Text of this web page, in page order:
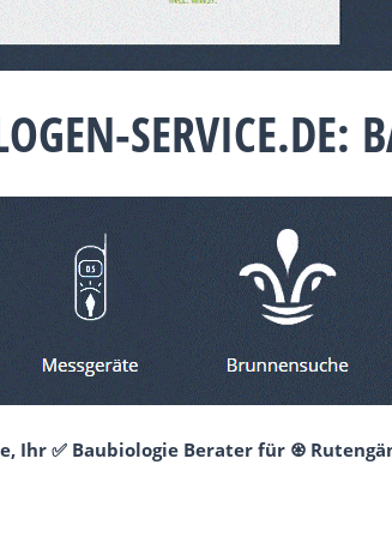
SERVICE.DE:
Ihr ✅ Baubiologie Berater für ♼